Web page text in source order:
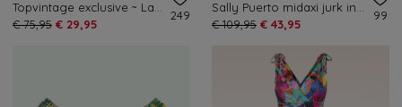
€ 75,95 € 29,95
249
€ 109,95 € 43,95
99